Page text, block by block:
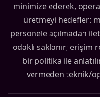
minimize ederek,
üretmeyi hedefler:
personele açılmadan
odaklı saklanır; erişim
bir politika ile
vermeden teknik/